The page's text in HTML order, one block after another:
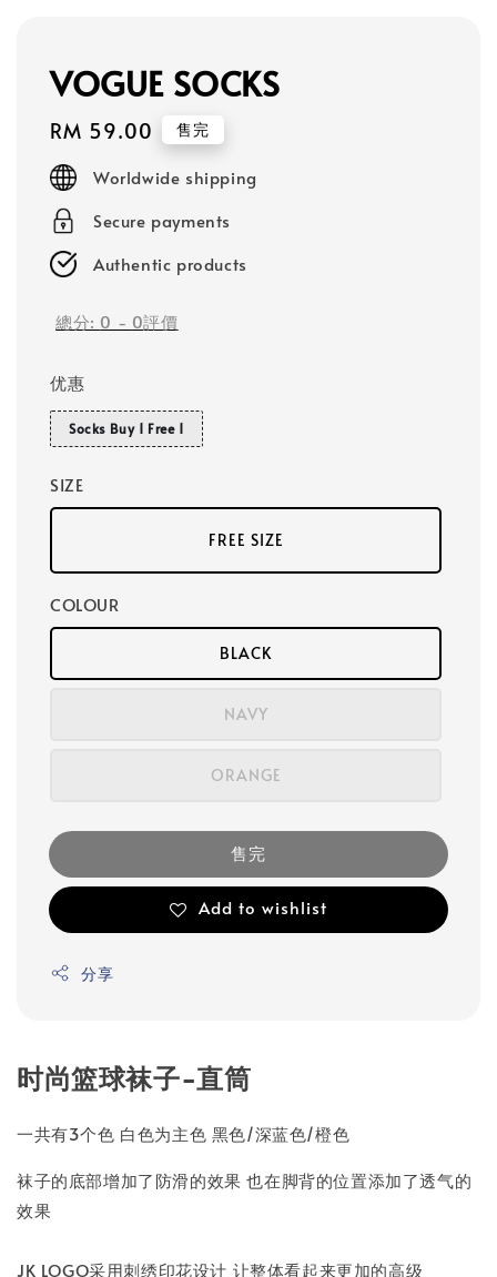
VOGUE SOCKS
Regular
price
RM 59.00 售完
Worldwide shipping
Secure payments
Authentic products
總分: 0 - 0評價
优惠
Socks Buy 1 Free 1
SIZE
FREE SIZE
COLOUR
BLACK
NAVY
ORANGE
售完
Add to wishlist
分享
时尚篮球袜子-直筒
一共有3个色 白色为主色 黑色/深蓝色/橙色
袜子的底部增加了防滑的效果 也在脚背的位置添加了透气的
效果
JK LOGO采用刺绣印花设计 让整体看起来更加的高级